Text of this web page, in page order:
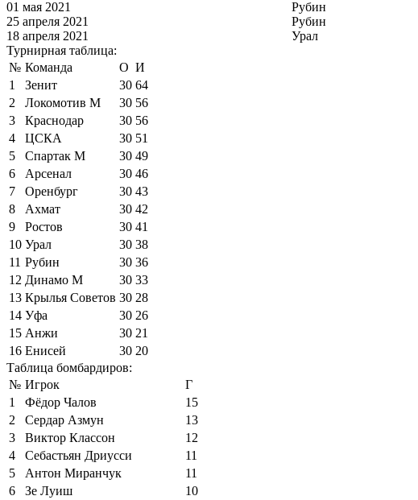
01 мая 2021
Рубин
25 апреля 2021
Рубин
18 апреля 2021
Урал
Турнирная таблица:
№ Команда О И
1
Зенит 30 64
2
Локомотив М 30 56
3
Краснодар 30 56
4
ЦСКА 30 51
5
Спартак М 30 49
6
Арсенал 30 46
7
Оренбург 30 43
8
Ахмат 30 42
9
Ростов 30 41
10 Урал 30 38
11 Рубин 30 36
12 Динамо М 30 33
13 Крылья Советов 30 28
14 Уфа 30 26
15 Анжи 30 21
16 Енисей 30 20
Таблица бомбардиров:
№ Игрок
Г
1
Фёдор Чалов
15
2
Сердар Азмун
13
3
Виктор Классон
12
4
Себастьян Дриусси
11
5
Антон Миранчук
11
6
Зе Луиш
10